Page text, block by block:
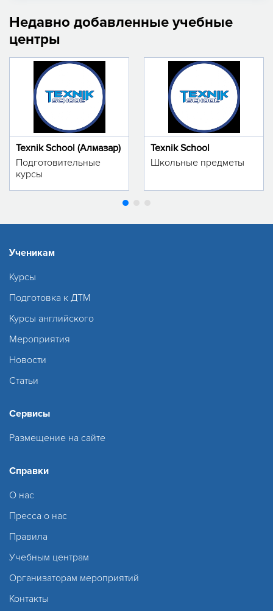
Недавно добавленные учебные
центры
Texnik School (Алмазар)
Подготовительные
курсы
Texnik School
Школьные предметы
Ученикам
Курсы
Подготовка к ДТМ
Курсы английского
Мероприятия
Новости
Статьи
Сервисы
Размещение на сайте
Справки
О нас
Пресса о нас
Правила
Учебным центрам
Организаторам мероприятий
Контакты